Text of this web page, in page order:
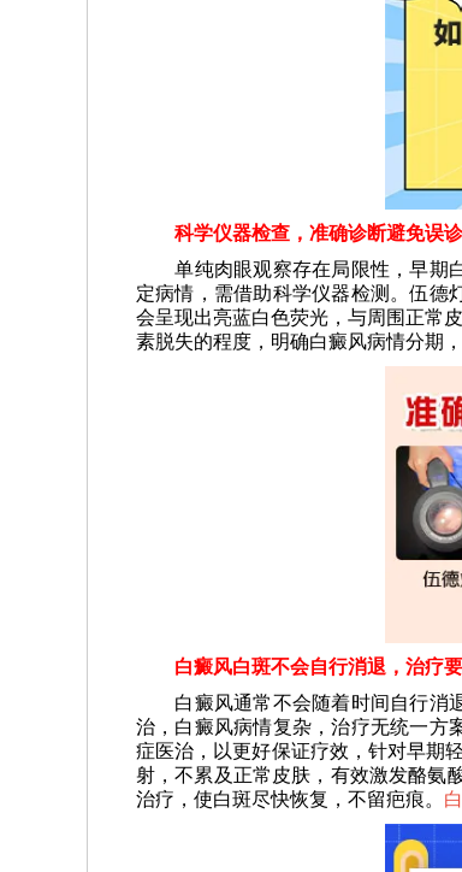
科学仪器检查，准确诊断避免误诊
单纯肉眼观察存在局限性，早期白
定病情，需借助科学仪器检测。伍德
会呈现出亮蓝白色荧光，与周围正常
素脱失的程度，明确白癜风病情分期
白癜风白斑不会自行消退，治疗
白癜风通常不会随着时间自行消退
治，白癜风病情复杂，治疗无统一方
症医治，以更好保证疗效，针对早期
射，不累及正常皮肤，有效激发酪氨
治疗，使白斑尽快恢复，不留疤痕。